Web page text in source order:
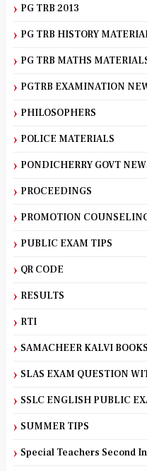
PG TRB 2013
PG TRB HISTORY
PG TRB MATHS
PGTRB EXAMINATION
PHILOSOPHERS
POLICE MATERIALS
PONDICHERRY GOVT
PROCEEDINGS
PROMOTION
PUBLIC EXAM TIPS
QR CODE
RESULTS
RTI
SAMACHEER KALVI
SLAS EXAM QUESTION
SSLC ENGLISH PUBLIC
SUMMER TIPS
Special Teachers Second